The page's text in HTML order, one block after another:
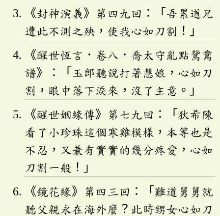
《封神演義》第四九回：「吾累道兄
遭此不測之殃，使我心如刀割！」
《醒世恆言．卷八．喬太守亂點鴛鴦
譜》：「玉郎聽說打著慧娘，心如刀
割，眼中落下淚來，沒了主意。」
《醒世姻緣傳》第七九回：「狄希陳
看了小珍珠這個寒雞模樣，本等也是
不忍，又兼有實實的幾分疼愛，心如
刀割一般！」
《鏡花緣》第四三回：「難道舅舅就
聽父親永在海外麼？此時甥女心如刀